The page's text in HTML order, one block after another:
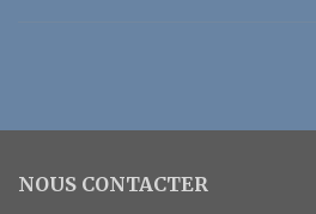
NOUS CONTACTER